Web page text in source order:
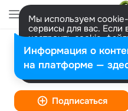
Мы используем
сервисы для вас. Если
настроить cookie-
представитель.
Разрешить все
ДВЕРНАЯ
Строительство
Подписаться
Информация о
на платформе —